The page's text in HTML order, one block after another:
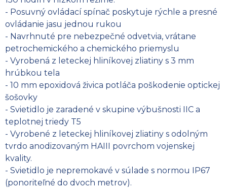
- Posuvný ovládací spínač poskytuje rýchle a presné
ovládanie jasu jednou rukou
- Navrhnuté pre nebezpečné odvetvia, vrátane
petrochemického a chemického priemyslu
- Vyrobená z leteckej hliníkovej zliatiny s 3 mm
hrúbkou tela
- 10 mm epoxidová živica potláča poškodenie optickej
šošovky
- Svietidlo je zaradené v skupine výbušnosti IIC a
teplotnej triedy T5
- Vyrobené z leteckej hliníkovej zliatiny s odolným
tvrdo anodizovaným HAIII povrchom vojenskej
kvality.
- Svietidlo je nepremokavé v súlade s normou IP67
(ponoriteľné do dvoch metrov).